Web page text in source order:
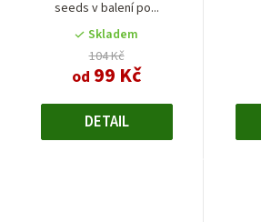
seeds v balení po...
z
5
hvězdiček.
Skladem
104 Kč
od 99 Kč
DETAIL